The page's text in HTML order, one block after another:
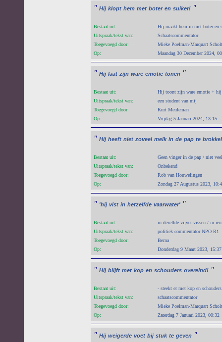
" Hij klopt hem met boter en suiker! "
Bestaat uit:
Hij maakt hem in met boter
Uitspraak/tekst van:
Schaatscommentator
Toegevoegd door:
Mieke Poelman-Marquart
Op:
Maandag 30 December 2024,
" Hij laat zijn ware emotie tonen "
Bestaat uit:
Hij toont zijn ware emotie + hij
Uitspraak/tekst van:
een student van mij
Toegevoegd door:
Kurt Meuleman
Op:
Vrijdag 5 Januari 2024, 13:15
" Hij heeft niet zoveel melk in de pap te
Bestaat uit:
Geen vinger in de pap / niet
Uitspraak/tekst van:
Onbekend
Toegevoegd door:
Rob van Houwelingen
Op:
Zondag 27 Augustus 2023,
" 'hij vist in hetzelfde vaarwater' "
Bestaat uit:
in dezelfde vijver vissen / in
Uitspraak/tekst van:
politiek commentator NPO R1
Toegevoegd door:
Berna
Op:
Donderdag 9 Maart 2023, 15:37
" Hij blijft met kop en schouders overeind! "
Bestaat uit:
- steekt er met kop en
Uitspraak/tekst van:
schaatscommentator
Toegevoegd door:
Mieke Poelman-Marquart
Op:
Zaterdag 7 Januari 2023, 00:32
" Hij weigerde voet bij stuk te geven "